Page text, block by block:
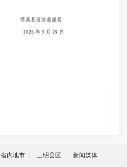
省内地市 三明县区 新闻媒体